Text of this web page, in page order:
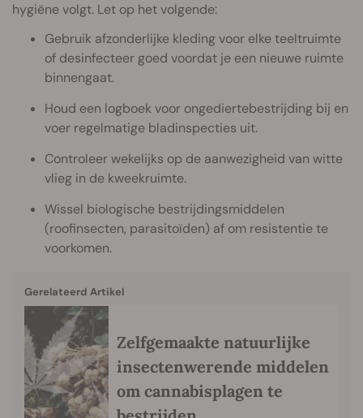
hygiëne volgt. Let op het volgende:
Gebruik afzonderlijke kleding voor elke teeltruimte
of desinfecteer goed voordat je een nieuwe ruimte
binnengaat.
Houd een logboek voor ongediertebestrijding bij en
voer regelmatige bladinspecties uit.
Controleer wekelijks op de aanwezigheid van witte
vlieg in de kweekruimte.
Wissel biologische bestrijdingsmiddelen
(roofinsecten, parasitoïden) af om resistentie te
voorkomen.
Gerelateerd Artikel
Zelfgemaakte natuurlijke
insectenwerende middelen
om cannabisplagen te